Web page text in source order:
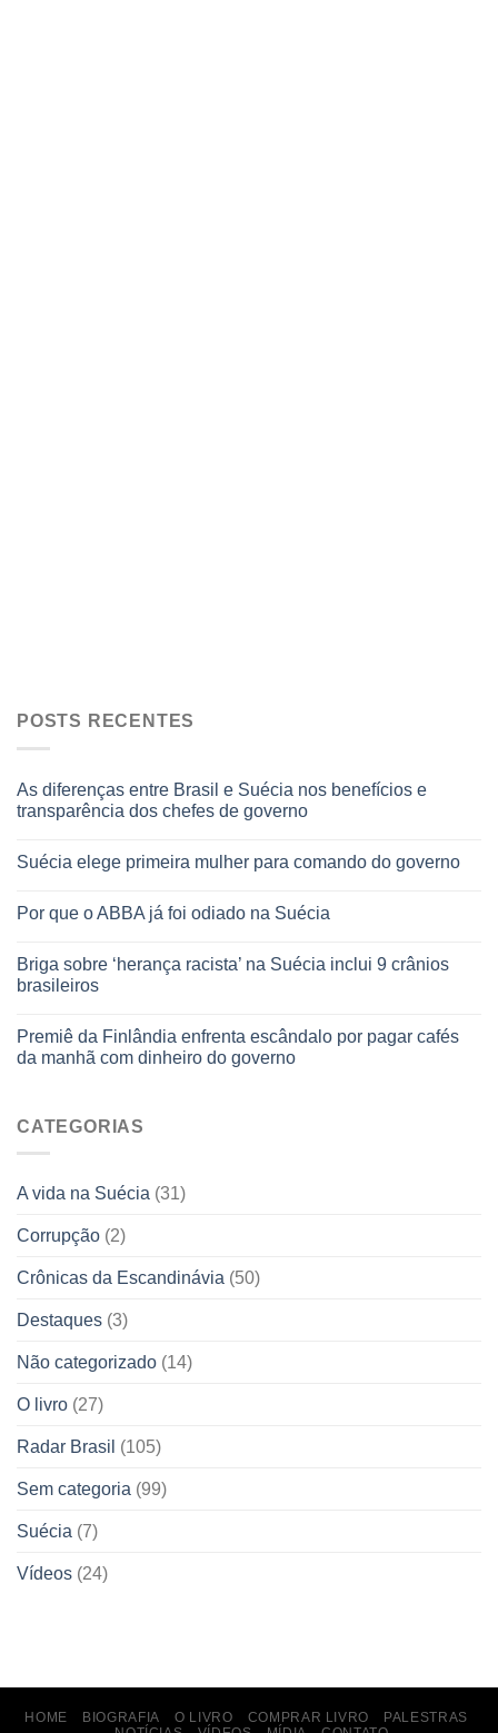
POSTS RECENTES
As diferenças entre Brasil e Suécia nos benefícios e
transparência dos chefes de governo
Suécia elege primeira mulher para comando do governo
Por que o ABBA já foi odiado na Suécia
Briga sobre ‘herança racista’ na Suécia inclui 9 crânios
brasileiros
Premiê da Finlândia enfrenta escândalo por pagar cafés
da manhã com dinheiro do governo
CATEGORIAS
A vida na Suécia (31)
Corrupção (2)
Crônicas da Escandinávia (50)
Destaques (3)
Não categorizado (14)
O livro (27)
Radar Brasil (105)
Sem categoria (99)
Suécia (7)
Vídeos (24)
HOME BIOGRAFIA O LIVRO COMPRAR LIVRO
PALESTRAS